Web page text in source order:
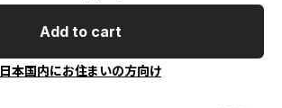
Add to cart
日本国内にお住まいの方向け